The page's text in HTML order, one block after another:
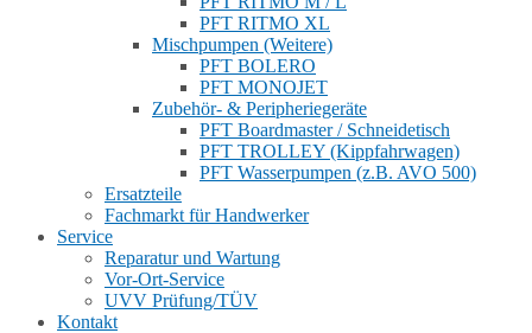
PFT RITMO XL
Mischpumpen (Weitere)
PFT BOLERO
PFT MONOJET
Zubehör- & Peripheriegeräte
PFT Boardmaster / Schneidetisch
PFT TROLLEY (Kippfahrwagen)
PFT Wasserpumpen (z.B. AVO 500)
Ersatzteile
Fachmarkt für Handwerker
Service
Reparatur und Wartung
Vor-Ort-Service
UVV Prüfung/TÜV
Kontakt